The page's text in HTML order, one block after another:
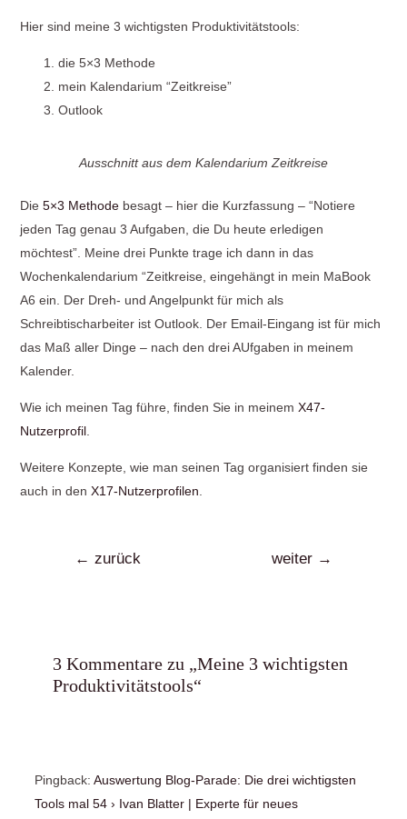
Hier sind meine 3 wichtigsten Produktivitätstools:
die 5×3 Methode
mein Kalendarium “Zeitkreise”
Outlook
Ausschnitt aus dem Kalendarium Zeitkreise
Die 5×3 Methodebesagt – hier die Kurzfassung – “Notiere
jeden Tag genau 3 Aufgaben, die Du heute erledigen
möchtest”. Meine drei Punkte trage ich dann in das
Wochenkalendarium “Zeitkreise, eingehängt in mein MaBook
A6 ein. Der Dreh- und Angelpunkt für mich als
Schreibtischarbeiter ist Outlook. Der Email-Eingang ist für mich
das Maß aller Dinge – nach den drei AUfgaben in meinem
Kalender.
Wie ich meinen Tag führe, finden Sie in meinem X47-
Nutzerprofil.
Weitere Konzepte, wie man seinen Tag organisiert finden sie
auch in den X17-Nutzerprofilen.
← zurück weiter →
3 Kommentare zu „Meine 3 wichtigsten
Produktivitätstools“
Pingback: Auswertung Blog-Parade: Die drei wichtigsten
Tools mal 54 › Ivan Blatter | Experte für neues